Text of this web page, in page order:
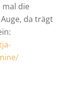
mal die
da trägt